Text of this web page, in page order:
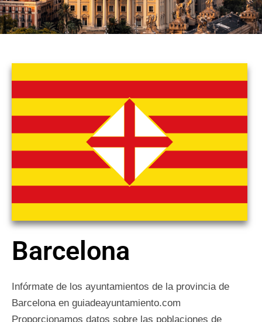
Barcelona
Infórmate de los ayuntamientos de la provincia de
Barcelona en guiadeayuntamiento.com
Proporcionamos datos sobre las poblaciones de